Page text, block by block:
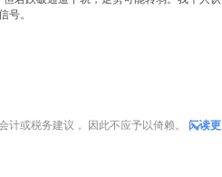
号。
或税务建议， 因此不应予以倚赖。
阅读更